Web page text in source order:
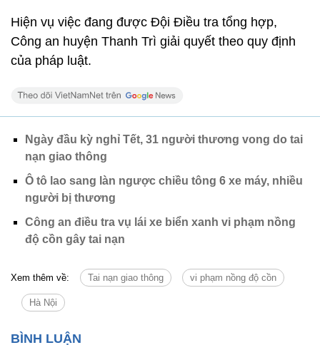
Hiện vụ việc đang được Đội Điều tra tổng hợp,
Công an huyện Thanh Trì giải quyết theo quy định
của pháp luật.
Ngày đầu kỳ nghỉ Tết, 31 người thương vong do tai
nạn giao thông
Ô tô lao sang làn ngược chiều tông 6 xe máy, nhiều
người bị thương
Công an điều tra vụ lái xe biển xanh vi phạm nồng
độ cồn gây tai nạn
Xem thêm về: Tai nạn giao thông vi phạm nồng độ cồn
Hà Nội